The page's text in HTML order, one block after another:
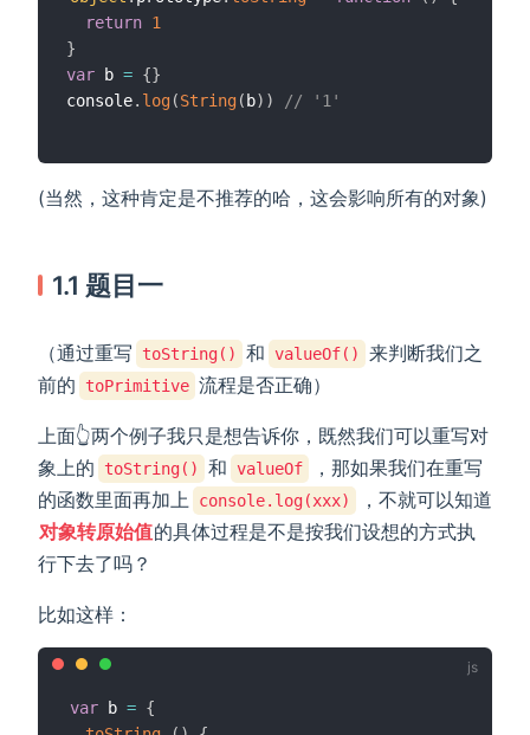
return 1
}
var b = {}
console. log(String( b) ) // '1'
(当然，这种肯定是不推荐的哈，这会影响所有的对象)
1.1 题目一
（通过重写 toString() 和 valueOf()
来判断我们之
前的
toPrimitive 流程是否正确）
上面👆两个例子我只是想告诉你，既然我们可以重写对
象上的
toString() 和 valueOf
，那如果我们在重写
的函数里面再加上
console.log(xxx)
，不就可以知道
对象转原始值的具体过程是不是按我们设想的方式执
行下去了吗？
比如这样：
var b = {